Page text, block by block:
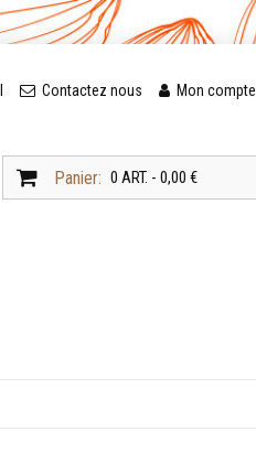
Contactez nous Mon compte
Panier: 0 ART. - 0,00 €